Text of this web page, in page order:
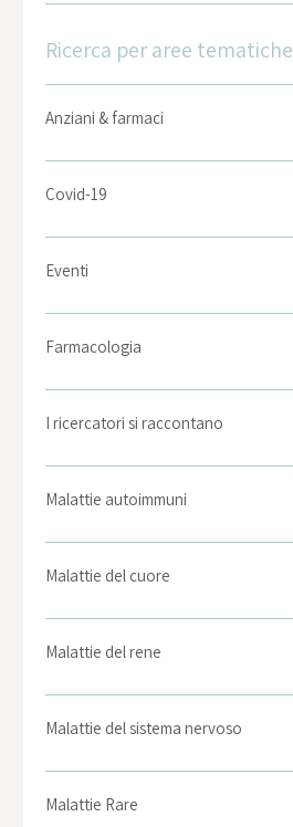
Ricerca per aree tematiche
Anziani & farmaci
Covid-19
Eventi
Farmacologia
I ricercatori si raccontano
Malattie autoimmuni
Malattie del cuore
Malattie del rene
Malattie del sistema nervoso
Malattie Rare